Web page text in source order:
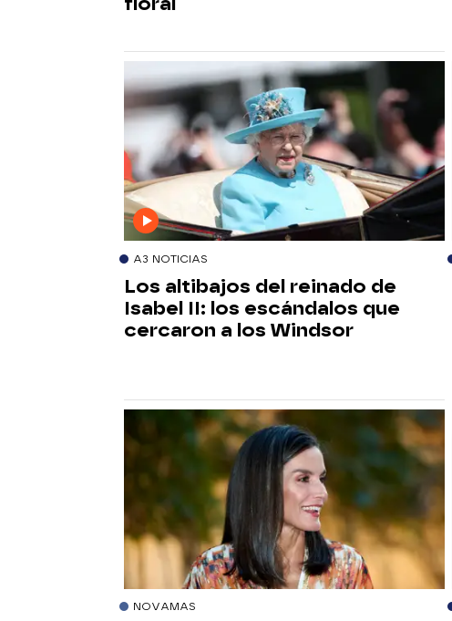
A3 NOTICIAS
Los altibajos del reinado de
Isabel II: los escándalos que
cercaron a los Windsor
NOVAMAS